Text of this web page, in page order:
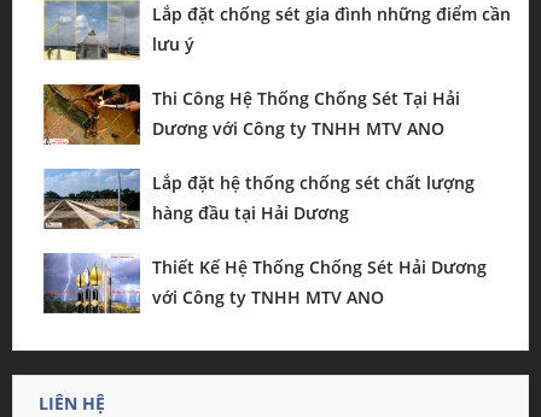
Lắp đặt chống sét gia đình những điểm cần
lưu ý
Thi Công Hệ Thống Chống Sét Tại Hải
Dương với Công ty TNHH MTV ANO
Lắp đặt hệ thống chống sét chất lượng
hàng đầu tại Hải Dương
Thiết Kế Hệ Thống Chống Sét Hải Dương
với Công ty TNHH MTV ANO
LIÊN HỆ